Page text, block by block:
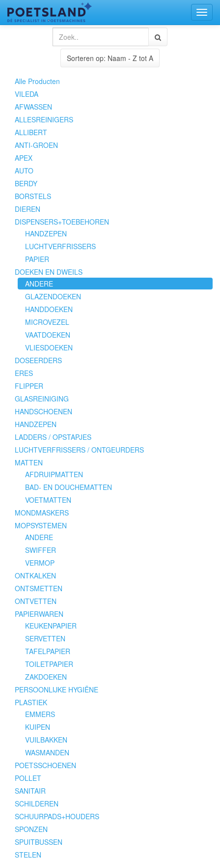
Sorteren op: Naam - Z tot A
Alle Producten
VILEDA
AFWASSEN
ALLESREINIGERS
ALLIBERT
ANTI-GROEN
APEX
AUTO
BERDY
BORSTELS
DIEREN
DISPENSERS+TOEBEHOREN
HANDZEPEN
LUCHTVERFRISSERS
PAPIER
DOEKEN EN DWEILS
ANDERE
GLAZENDOEKEN
HANDDOEKEN
MICROVEZEL
VAATDOEKEN
VLIESDOEKEN
DOSEERDERS
ERES
FLIPPER
GLASREINIGING
HANDSCHOENEN
HANDZEPEN
LADDERS / OPSTAPJES
LUCHTVERFRISSERS / ONTGEURDERS
MATTEN
AFDRUIPMATTEN
BAD- EN DOUCHEMATTEN
VOETMATTEN
MONDMASKERS
MOPSYSTEMEN
ANDERE
SWIFFER
VERMOP
ONTKALKEN
ONTSMETTEN
ONTVETTEN
PAPIERWAREN
KEUKENPAPIER
SERVETTEN
TAFELPAPIER
TOILETPAPIER
ZAKDOEKEN
PERSOONLIJKE HYGIËNE
PLASTIEK
EMMERS
KUIPEN
VUILBAKKEN
WASMANDEN
POETSSCHOENEN
POLLET
SANITAIR
SCHILDEREN
SCHUURPADS+HOUDERS
SPONZEN
SPUITBUSSEN
STELEN